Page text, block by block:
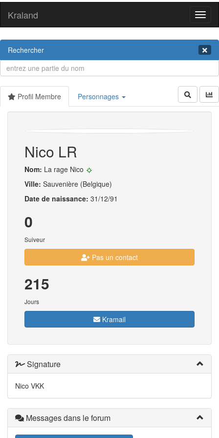
Kraland
Rechercher
Profil Membre Personnages
Nico LR
Nom: La rage Nico
Ville: Sauvenière (Belgique)
Date de naissance: 31/12/91
0
Suiveur
Pas un contact
215
Jours
Kramail
Signature
Nico VKK
Messages dans le forum